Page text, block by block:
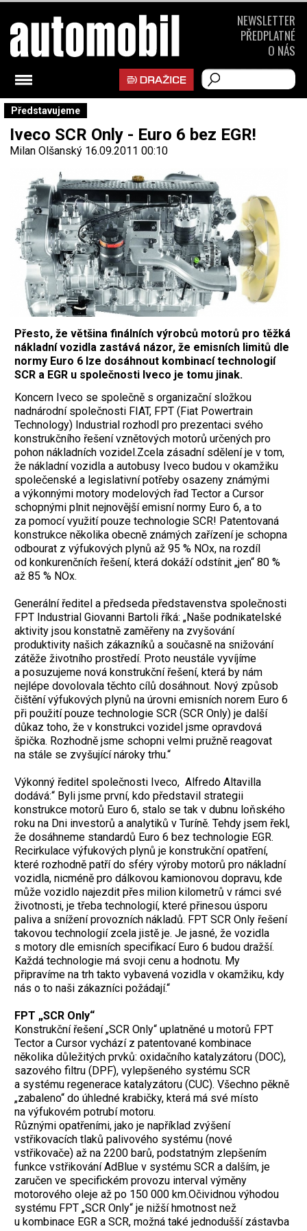
Představujeme
Iveco SCR Only - Euro 6 bez EGR!
Milan Olšanský 16.09.2011 00:10
Přesto, že většina finálních výrobců motorů pro těžká
nákladní vozidla zastává názor, že emisních limitů dle
normy Euro 6 lze dosáhnout kombinací technologií
SCR a EGR u společnosti Iveco je tomu jinak.
Koncern Iveco se společně s organizační složkou
nadnárodní společnosti FIAT, FPT (Fiat Powertrain
Technology) Industrial rozhodl pro prezentaci svého
konstrukčního řešení vznětových motorů určených pro
pohon nákladních vozidel.Zcela zásadní sdělení je v tom,
že nákladní vozidla a autobusy Iveco budou v okamžiku
společenské a legislativní potřeby osazeny známými
a výkonnými motory modelových řad Tector a Cursor
schopnými plnit nejnovější emisní normy Euro 6, a to
za pomocí využití pouze technologie SCR! Patentovaná
konstrukce několika obecně známých zařízení je schopna
odbourat z výfukových plynů až 95 % NOx, na rozdíl
od konkurenčních řešení, která dokáží odstínit „jen“ 80 %
až 85 % NOx.
Generální ředitel a předseda představenstva společnosti
FPT Industrial Giovanni Bartoli říká: „Naše podnikatelské
aktivity jsou konstatně zaměřeny na zvyšování
produktivity našich zákazníků a současně na snižování
zátěže životního prostředí. Proto neustále vyvíjíme
a posuzujeme nová konstrukční řešení, která by nám
nejlépe dovolovala těchto cílů dosáhnout. Nový způsob
čištění výfukových plynů na úrovni emisních norem Euro 6
při použití pouze technologie SCR (SCR Only) je další
důkaz toho, že v konstrukci vozidel jsme opravdová
špička. Rozhodně jsme schopni velmi pružně reagovat
na stále se zvyšující nároky trhu.“
Výkonný ředitel společnosti Iveco, Alfredo Altavilla
dodává:“ Byli jsme první, kdo představil strategii
konstrukce motorů Euro 6, stalo se tak v dubnu loňského
roku na Dni investorů a analytiků v Turíně. Tehdy jsem řekl,
že dosáhneme standardů Euro 6 bez technologie EGR.
Recirkulace výfukových plynů je konstrukční opatření,
které rozhodně patří do sféry výroby motorů pro nákladní
vozidla, nicméně pro dálkovou kamionovou dopravu, kde
může vozidlo najezdit přes milion kilometrů v rámci své
životnosti, je třeba technologií, které přinesou úsporu
paliva a snížení provozních nákladů. FPT SCR Only řešení
takovou technologií zcela jistě je. Je jasné, že vozidla
s motory dle emisních specifikací Euro 6 budou dražší.
Každá technologie má svoji cenu a hodnotu. My
připravíme na trh takto vybavená vozidla v okamžiku, kdy
nás o to naši zákazníci požádají.“
FPT „SCR Only“
Konstrukční řešení „SCR Only“ uplatněné u motorů FPT
Tector a Cursor vychází z patentované kombinace
několika důležitých prvků: oxidačního katalyzátoru (DOC),
sazového filtru (DPF), vylepšeného systému SCR
a systému regenerace katalyzátoru (CUC). Všechno pěkně
„zabaleno“ do úhledné krabičky, která má své místo
na výfukovém potrubí motoru.
Různými opatřeními, jako je například zvýšení
vstřikovacích tlaků palivového systému (nové
vstřikovače) až na 2200 barů, podstatným zlepšením
funkce vstřikování AdBlue v systému SCR a dalším, je
zaručen ve specifickém provozu interval výměny
motorového oleje až po 150 000 km.Očividnou výhodou
systému FPT „SCR Only“ je nižší hmotnost než
u kombinace EGR a SCR, možná také jednodušší zástavba
NEWSLETTER
PŘEDPLATNÉ
O NÁS